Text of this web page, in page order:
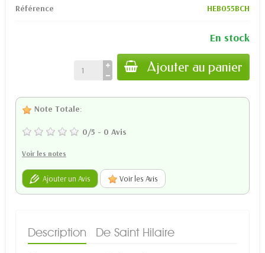
Référence HEB055BCH
En stock
Ajouter au panier
Note Totale:
0/5 - 0 Avis
Voir les notes
Ajouter un Avis Voir les Avis
Description De Saint Hilaire